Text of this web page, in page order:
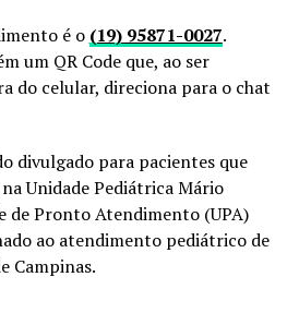
é o (19) 95871-0027.
um QR Code que, ao ser
do celular, direciona para o chat
divulgado para pacientes que
Unidade Pediátrica Mário
de Pronto Atendimento (UPA)
ao atendimento pediátrico de
Campinas.